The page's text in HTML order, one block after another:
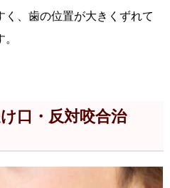
、歯の位置が大きくずれて
口・反対咬合治